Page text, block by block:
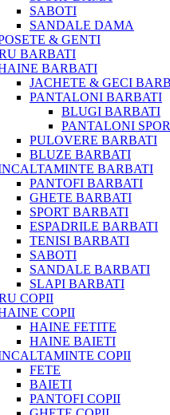
SABOTI
SANDALE DAMA
& GENTI
BARBATI
BARBATI
JACHETE & GECI
PANTALONI BARBATI
BLUGI BARBATI
PANTALONI
PULOVERE BARBATI
BLUZE BARBATI
BARBATI
PANTOFI BARBATI
GHETE BARBATI
SPORT BARBATI
ESPADRILE BARBATI
TENISI BARBATI
SABOTI
SANDALE BARBATI
SLAPI BARBATI
COPII
COPII
HAINE FETITE
HAINE BAIETI
COPII
FETE
BAIETI
PANTOFI COPII